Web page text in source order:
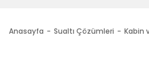
Anasayfa Sualtı Çözümleri Kabin